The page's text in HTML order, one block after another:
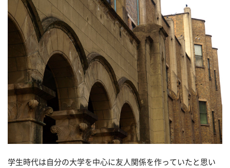
学生時代は自分の大学を中心に友人関係を作っていたと思い